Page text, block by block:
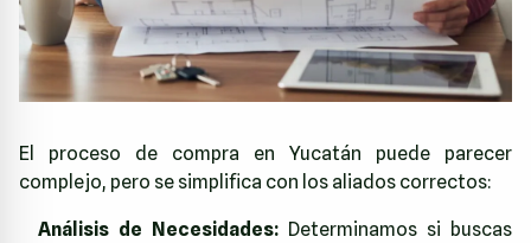
El proceso de compra en Yucatán puede parecer
complejo, pero se simplifica con los aliados correctos:
Análisis de Necesidades: Determinamos si buscas